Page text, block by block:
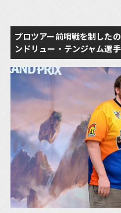
プロツアー前哨戦を制した
ンドリュー・テンジャム選